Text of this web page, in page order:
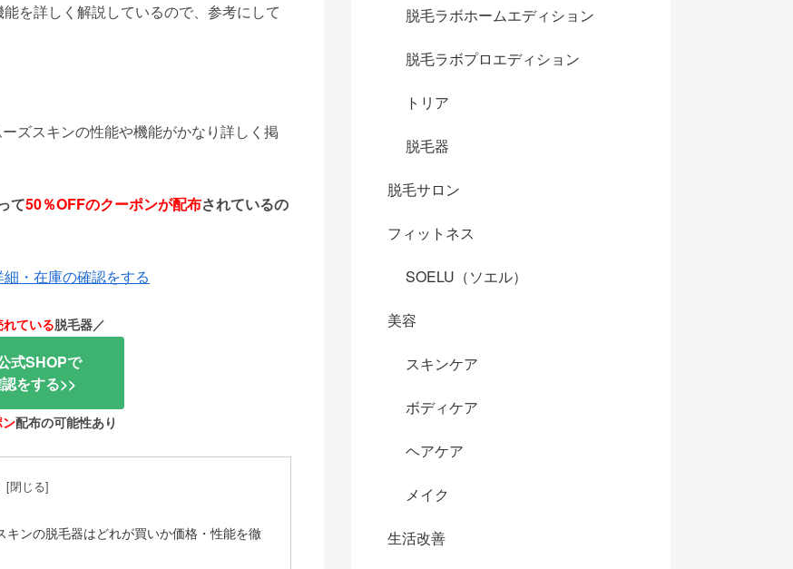
を詳しく解説しているので、参考にして
ズスキンの性能や機能がかなり詳しく掲
て50％OFFのクーポンが配布されているの
・在庫の確認をする
ている脱毛器／
式SHOPで
をする>>
配布の可能性あり
ンの脱毛器はどれが買いか価格・性能を徹
脱毛ラボホームエディション
脱毛ラボプロエディション
トリア
脱毛器
脱毛サロン
フィットネス
SOELU（ソエル）
美容
スキンケア
ボディケア
ヘアケア
メイク
生活改善